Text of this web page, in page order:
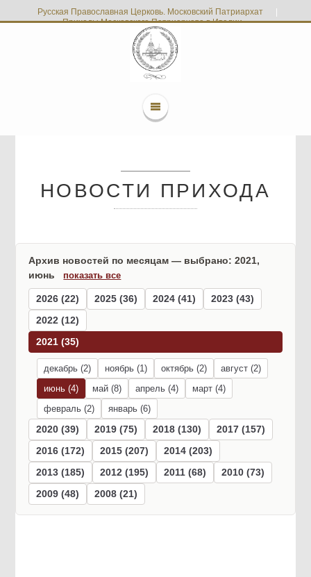
Русская Православная Церковь. Московский Патриархат
Приходы Московского Патриархата в Италии
НОВОСТИ ПРИХОДА
Архив новостей по месяцам — выбрано: 2021,
июнь
показать все
2026 (22) 2025 (36) 2024 (41)
2023 (43)
2022 (12)
2021 (35)
декабрь (2) ноябрь (1) октябрь (2)
август (2)
июнь (4)
май (8) апрель (4)
март (4)
февраль (2)
январь (6)
2020 (39) 2019 (75) 2018 (130)
2017 (157)
2016 (172)
2015 (207)
2014 (203)
2013 (185)
2012 (195) 2011 (68)
2010 (73)
2009 (48)
2008 (21)